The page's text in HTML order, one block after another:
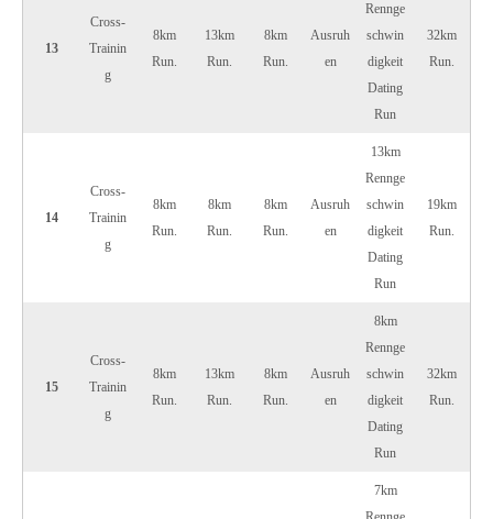
13
Cross-
Trainin
g
8km
Run.
13km
Run.
8km
Run.
Ausruh
en
Rennge
schwin
digkeit
Dating
Run
32km
Run.
14
Cross-
Trainin
g
8km
Run.
8km
Run.
8km
Run.
Ausruh
en
13km
Rennge
schwin
digkeit
Dating
Run
19km
Run.
15
Cross-
Trainin
g
8km
Run.
13km
Run.
8km
Run.
Ausruh
en
8km
Rennge
schwin
digkeit
Dating
Run
32km
Run.
7km